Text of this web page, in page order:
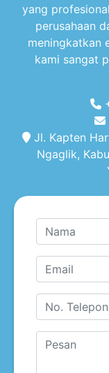
yang
perusahaan
meningkatkan
kami sangat
Jl. Kapten
Ngaglik,